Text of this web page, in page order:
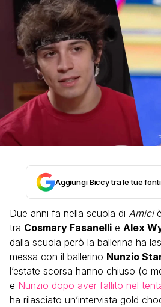
Aggiungi Biccy tra le tue
Due anni fa nella scuola di Amici
tra Cosmary Fasanelli e Alex
dalla scuola però la ballerina ha
messa con il ballerino Nunzio
l’estate scorsa hanno chiuso (o
e Nunzio dopo aver fallito nel
ha rilasciato un’intervista gold